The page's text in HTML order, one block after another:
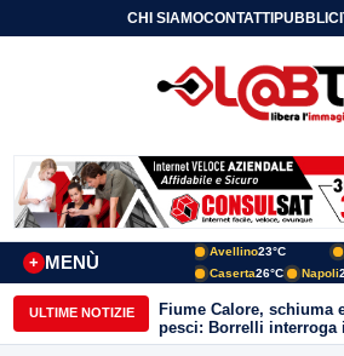
CHI SIAMOCONTATTI
MENÙ
+
Avellino23°C
Caserta26°C Napoli
ULTIME NOTIZIE
Fiume Calore, schiuma
pesci: Borrelli interroga
“Benevento paga